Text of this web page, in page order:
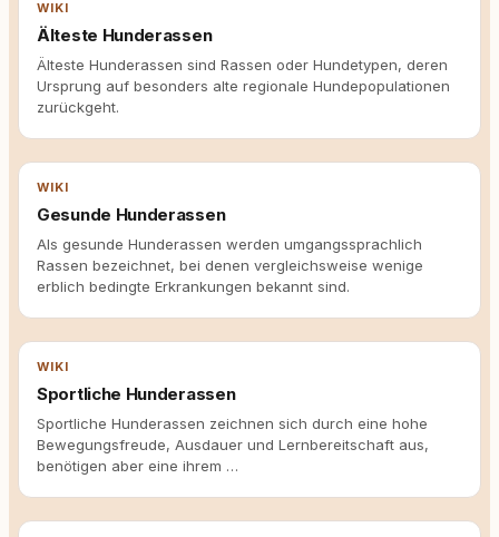
WIKI
Älteste Hunderassen
Älteste Hunderassen sind Rassen oder Hundetypen, deren
Ursprung auf besonders alte regionale Hundepopulationen
zurückgeht.
WIKI
Gesunde Hunderassen
Als gesunde Hunderassen werden umgangssprachlich
Rassen bezeichnet, bei denen vergleichsweise wenige
erblich bedingte Erkrankungen bekannt sind.
WIKI
Sportliche Hunderassen
Sportliche Hunderassen zeichnen sich durch eine hohe
Bewegungsfreude, Ausdauer und Lernbereitschaft aus,
benötigen aber eine ihrem …